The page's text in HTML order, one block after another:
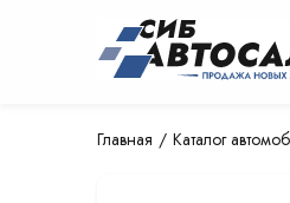
Главная Каталог